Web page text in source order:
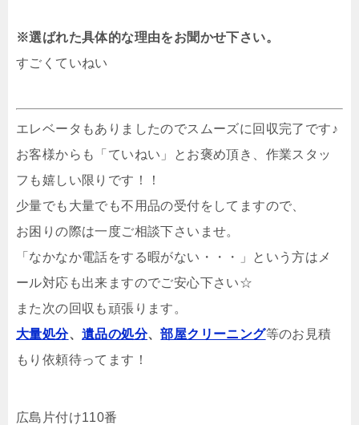
※選ばれた具体的な理由をお聞かせ下さい。
すごくていねい
エレベータもありましたのでスムーズに回収完了です♪
お客様からも「ていねい」とお褒め頂き、作業スタッ
フも嬉しい限りです！！
少量でも大量でも不用品の受付をしてますので、
お困りの際は一度ご相談下さいませ。
「なかなか電話をする暇がない・・・」という方はメ
ール対応も出来ますのでご安心下さい☆
また次の回収も頑張ります。
大量処分、遺品の処分、部屋クリーニング等のお見積
もり依頼待ってます！
広島片付け110番